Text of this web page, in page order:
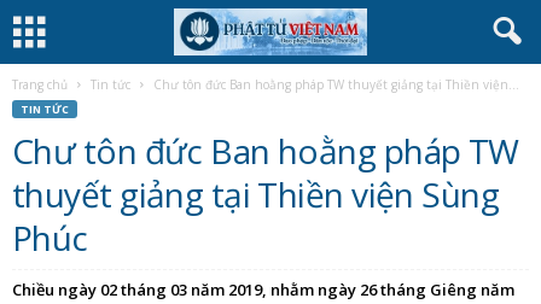
Trang chủ Tin tức Chư tôn đức Ban hoằng pháp TW thuyết giảng tại Thiền viện...
TIN TỨC
Chư tôn đức Ban hoằng pháp TW
thuyết giảng tại Thiền viện Sùng
Phúc
Chiều ngày 02 tháng 03 năm 2019, nhằm ngày 26 tháng Giêng năm